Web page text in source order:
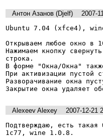
Антон Азанов (Djelf)
2007-
Ubuntu 7.04 (xfce4),
Открываем любое окно в
Нажимаем кнопку
строка.
В форме "Окна/Окна"
При активизации пустой
Разворачивание окна
Закрытие окна удаляет
Alexeev Alexey
2007-12-21
Подтверждаю, есть такая
1с77, wine 1.0.8.